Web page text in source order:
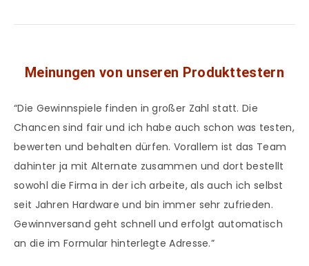
Meinungen von unseren Produkttestern
“Die Gewinnspiele finden in großer Zahl statt. Die
Chancen sind fair und ich habe auch schon was testen,
bewerten und behalten dürfen. Vorallem ist das Team
dahinter ja mit Alternate zusammen und dort bestellt
sowohl die Firma in der ich arbeite, als auch ich selbst
seit Jahren Hardware und bin immer sehr zufrieden.
Gewinnversand geht schnell und erfolgt automatisch
an die im Formular hinterlegte Adresse.”